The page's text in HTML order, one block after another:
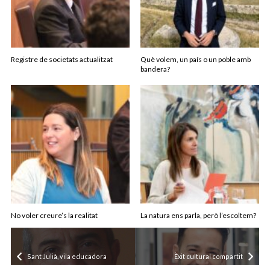
Registre de societats actualitzat
Què volem, un país o un poble amb
bandera?
No voler creure’s la realitat La natura ens parla, però l’escoltem?
Sant Julià, vila educadora Èxit cultural compartit